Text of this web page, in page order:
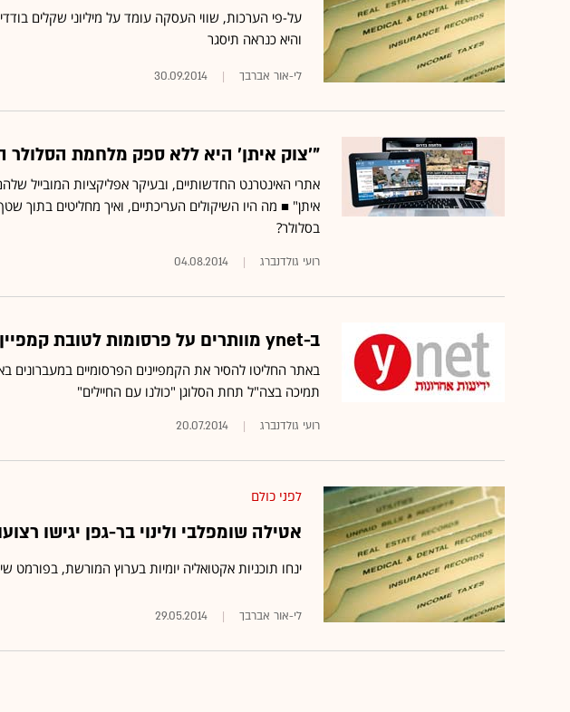
על-פי הערכות, שווי העסקה עומד על מיליוני שקלים
והיא כנראה תיסגר
לי-אור אברבך 30.09.2014
"'צוק איתן' היא ללא ספק מלחמת הסלולר
אתרי האינטרנט החדשותיים, ובעיקר אפליקציות המובייל
איתן" ■ מה היו השיקולים העריכתיים, ואיך מחליטים בתוך
בסלולר?
רועי גולדנברג 04.08.2014
ב-ynet מוותרים על פרסומות לטובת קמפיין תמיכה בצה"ל
באתר החליטו להסיר את הקמפיינים הפרסומיים במעברונים
תמיכה בצה"ל תחת הסלוגן "כולנו עם החיילים"
רועי גולדנברג 20.07.2014
לפני כולם
אטילה שומפלבי ולינוי בר-גפן יגישו
ינחו תוכניות אקטואליה יומיות בערוץ המורשת, בפורמט
לי-אור אברבך 29.05.2014